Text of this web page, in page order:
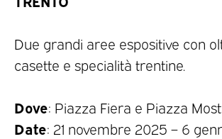
Due grandi aree espositive con
casette e specialità trentine.
Dove: Piazza Fiera e Piazza
Date: 21 novembre 2025 – 6